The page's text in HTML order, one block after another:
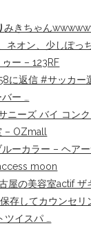
みきちゃん
ネオン、少しぽっ
ー – 123RF
に返信 #サッカー
ー …
ニーズ バイ コン
– OZmall
ーカラー – ヘア
moon
屋の美容室actif ザ
存してカウンセリ
イスパ …